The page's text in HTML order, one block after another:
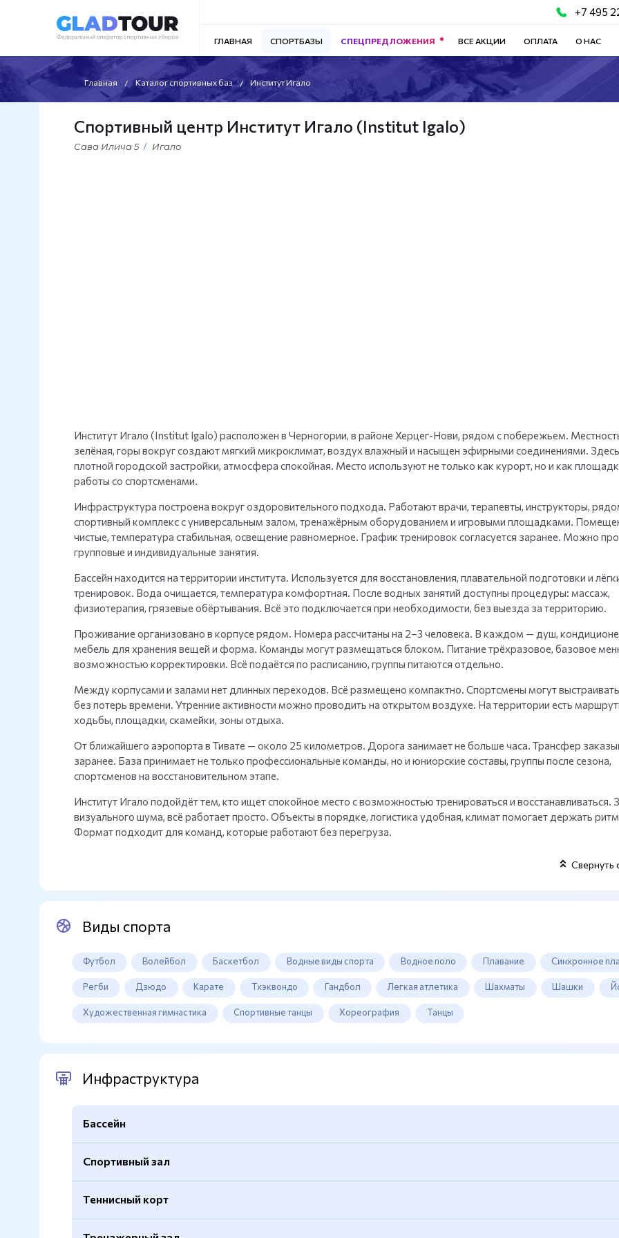
+7 495
ГЛАВНАЯ СПОРТБАЗЫ СПЕЦПРЕДЛОЖЕНИЯ ВСЕ АКЦИИ ОПЛАТА О НАС
Главная Каталог спортивных баз Институт Игало
Спортивный центр Институт Игало (Institut Igalo)
Сава Илича 5 Игало
Институт Игало (Institut Igalo) расположен в Черногории, в районе Херцег-Нови, рядом с побережьем.
зелёная, горы вокруг создают мягкий микроклимат, воздух влажный и насыщен эфирными соединениями.
плотной городской застройки, атмосфера спокойная. Место используют не только как курорт, но и как
работы со спортсменами.
Инфраструктура построена вокруг оздоровительного подхода. Работают врачи, терапевты, инструкторы,
спортивный комплекс с универсальным залом, тренажёрным оборудованием и игровыми площадками.
чистые, температура стабильная, освещение равномерное. График тренировок согласуется заранее. Можно
групповые и индивидуальные занятия.
Бассейн находится на территории института. Используется для восстановления, плавательной подготовки и
тренировок. Вода очищается, температура комфортная. После водных занятий доступны процедуры: массаж,
физиотерапия, грязевые обёртывания. Всё это подключается при необходимости, без выезда за территорию.
Проживание организовано в корпусе рядом. Номера рассчитаны на 2–3 человека. В каждом — душ,
мебель для хранения вещей и форма. Команды могут размещаться блоком. Питание трёхразовое, базовое
возможностью корректировки. Всё подаётся по расписанию, группы питаются отдельно.
Между корпусами и залами нет длинных переходов. Всё размещено компактно. Спортсмены могут
без потерь времени. Утренние активности можно проводить на открытом воздухе. На территории есть
ходьбы, площадки, скамейки, зоны отдыха.
От ближайшего аэропорта в Тивате — около 25 километров. Дорога занимает не больше часа. Трансфер
заранее. База принимает не только профессиональные команды, но и юниорские составы, группы после сезона,
спортсменов на восстановительном этапе.
Институт Игало подойдёт тем, кто ищет спокойное место с возможностью тренироваться и восстанавливаться.
визуального шума, всё работает просто. Объекты в порядке, логистика удобная, климат помогает держать
Формат подходит для команд, которые работают без перегруза.
Свернуть
Виды спорта
Футбол Волейбол Баскетбол Водные виды спорта Водное поло Плавание Синхронное
Регби Дзюдо Карате Тхэквондо Гандбол Легкая атлетика Шахматы Шашки
Художественная гимнастика Спортивные танцы Хореография Танцы
Инфраструктура
Бассейн
Крытый
Да
Спортивный зал
Волейбольная сетка
Теннисный корт